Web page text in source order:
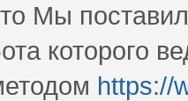
Мы
которого
https://